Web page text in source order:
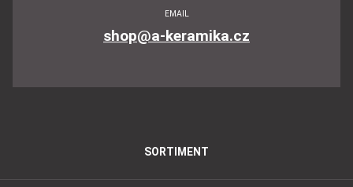
EMAIL
shop@a-keramika.cz
SORTIMENT